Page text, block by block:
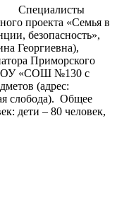
Специалисты
проекта «Семья в
безопасность»,
Георгиевна),
Приморского
«СОШ №130 с
(адрес:
слобода). Общее
дети – 80 человек,